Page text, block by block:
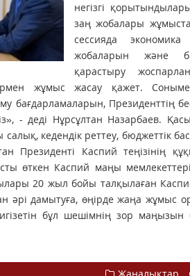
негізгі
заң жобалары
сессияда
жобаларын және
қарастыру
жұмыс жасау қажет.
Президенттің
- деді Нұрсұлтан Назарбаев.
кедендік реттеу, бюджеттік
Президенті Каспий теңізінің
өткен Каспий маңы
20 жыл бойы талқылаған
әрі дамытуға, өңірде жаңа жұмыс
бұл шешімнің зор